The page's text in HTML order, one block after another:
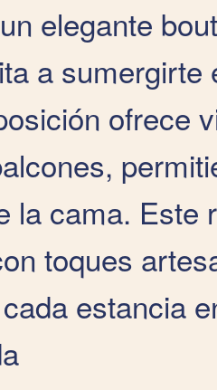
elegante
a
ofrece
la cama. Este
toques
estancia